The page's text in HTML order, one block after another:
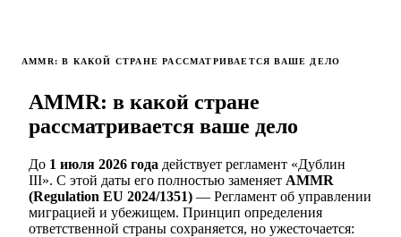
AMMR: В КАКОЙ СТРАНЕ РАССМАТРИВАЕТСЯ ВАШЕ ДЕЛО
AMMR: в какой стране
рассматривается ваше дело
До 1 июля 2026 года действует регламент «Дублин
III». С этой даты его полностью заменяет AMMR
(Regulation EU 2024/1351) — Регламент об управлении
миграцией и убежищем. Принцип определения
ответственной страны сохраняется, но ужесточается: